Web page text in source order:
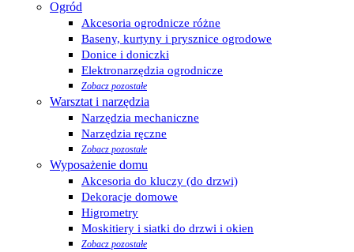
Ogród
Akcesoria ogrodnicze różne
Baseny, kurtyny i prysznice ogrodowe
Donice i doniczki
Elektronarzędzia ogrodnicze
Zobacz pozostałe
Warsztat i narzędzia
Narzędzia mechaniczne
Narzędzia ręczne
Zobacz pozostałe
Wyposażenie domu
Akcesoria do kluczy (do drzwi)
Dekoracje domowe
Higrometry
Moskitiery i siatki do drzwi i okien
Zobacz pozostałe